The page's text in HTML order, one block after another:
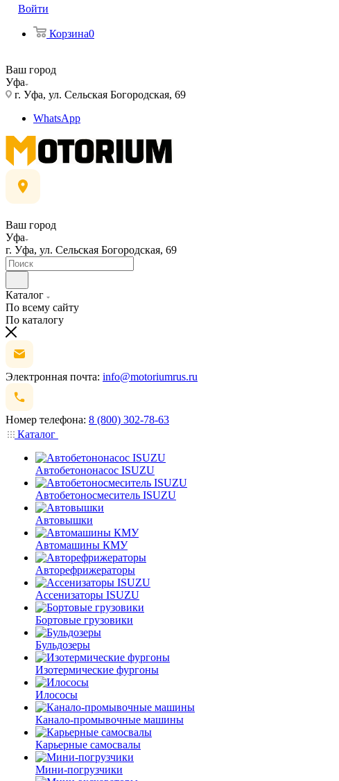
Войти
Корзина0
Ваш город
Уфа
г. Уфа, ул. Сельская Богородская, 69
WhatsApp
Ваш город
Уфа
г. Уфа, ул. Сельская Богородская, 69
Каталог
По всему сайту
По каталогу
Электронная почта: info@motoriumrus.ru
Номер телефона: 8 (800) 302-78-63
Каталог
Автобетононасос ISUZU
Автобетоносмеситель ISUZU
Автовышки
Автомашины КМУ
Авторефрижераторы
Ассенизаторы ISUZU
Бортовые грузовики
Бульдозеры
Изотермические фургоны
Илососы
Канало-промывочные машины
Карьерные самосвалы
Мини-погрузчики